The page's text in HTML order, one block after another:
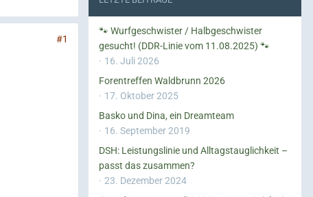
#1
🐾 Wurfgeschwister / Halbgeschwister
gesucht! (DDR-Linie vom 11.08.2025) 🐾
16. Juli 2026
Forentreffen Waldbrunn 2026
17. Oktober 2025
Basko und Dina, ein Dreamteam
16. September 2019
DSH: Leistungslinie und Alltagstauglichkeit –
passt das zusammen?
23. Dezember 2024